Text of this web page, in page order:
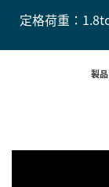
定格荷重：
製